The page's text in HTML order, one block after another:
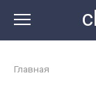
контенту
Главная